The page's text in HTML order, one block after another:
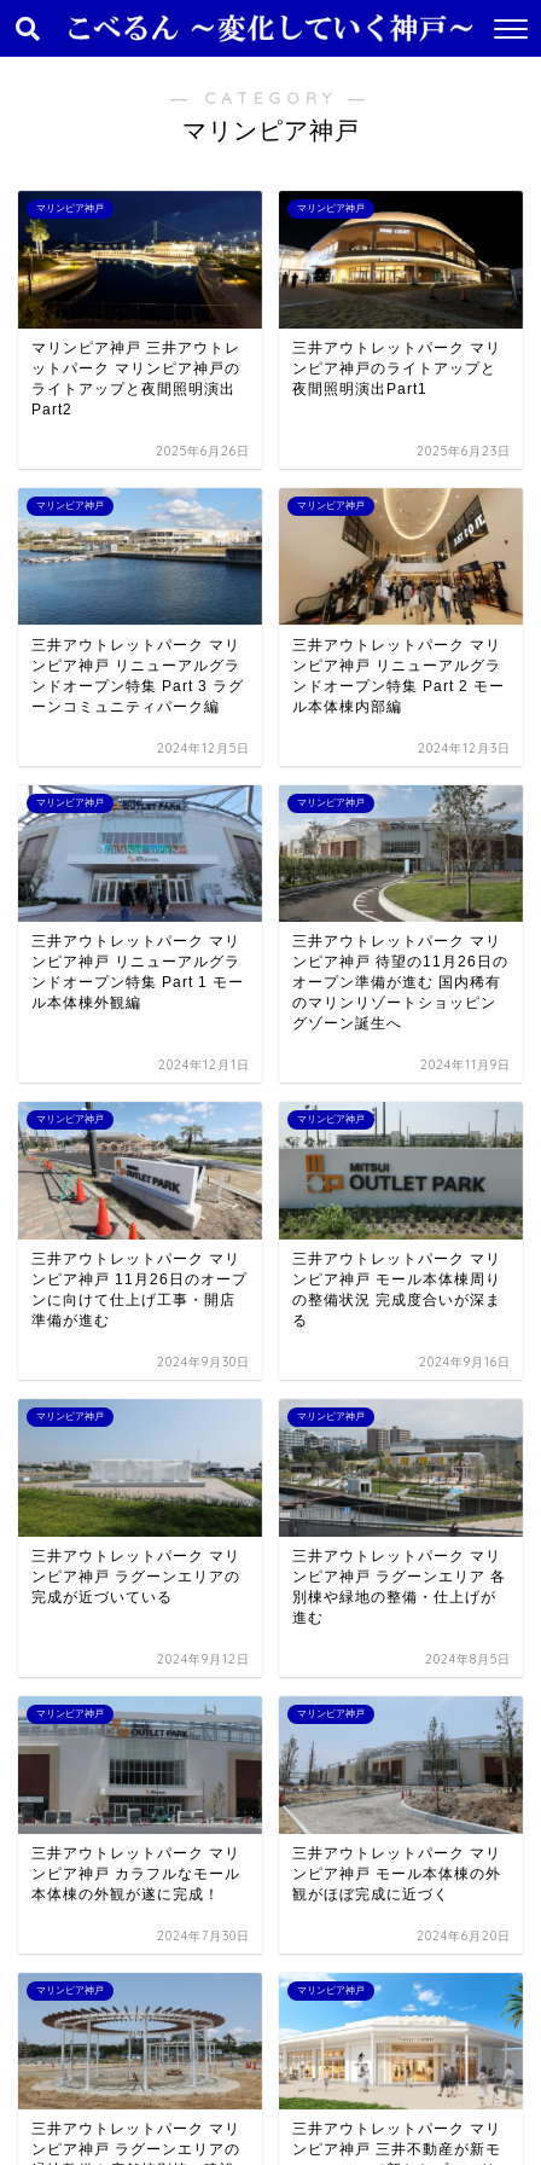
― CATEGORY ―
マリンピア神戸
マリンピア神戸
マリンピア神戸 三井アウトレ
ットパーク マリンピア神戸の
ライトアップと夜間照明演出
Part2
2025年6月26日
マリンピア神戸
三井アウトレットパーク マリ
ンピア神戸のライトアップと
夜間照明演出Part1
2025年6月23日
マリンピア神戸
三井アウトレットパーク マリ
ンピア神戸 リニューアルグラ
ンドオープン特集 Part 3 ラグ
ーンコミュニティパーク編
2024年12月5日
マリンピア神戸
三井アウトレットパーク マリ
ンピア神戸 リニューアルグラ
ンドオープン特集 Part 2 モー
ル本体棟内部編
2024年12月3日
マリンピア神戸
三井アウトレットパーク マリ
ンピア神戸 リニューアルグラ
ンドオープン特集 Part 1 モー
ル本体棟外観編
2024年12月1日
マリンピア神戸
三井アウトレットパーク マリ
ンピア神戸 待望の11月26日の
オープン準備が進む 国内稀有
のマリンリゾートショッピン
グゾーン誕生へ
2024年11月9日
マリンピア神戸
三井アウトレットパーク マリ
ンピア神戸 11月26日のオープ
ンに向けて仕上げ工事・開店
準備が進む
2024年9月30日
マリンピア神戸
三井アウトレットパーク マリ
ンピア神戸 モール本体棟周り
の整備状況 完成度合いが深ま
る
2024年9月16日
マリンピア神戸
三井アウトレットパーク マリ
ンピア神戸 ラグーンエリアの
完成が近づいている
2024年9月12日
マリンピア神戸
三井アウトレットパーク マリ
ンピア神戸 ラグーンエリア 各
別棟や緑地の整備・仕上げが
進む
2024年8月5日
マリンピア神戸
三井アウトレットパーク マリ
ンピア神戸 カラフルなモール
本体棟の外観が遂に完成！
2024年7月30日
マリンピア神戸
三井アウトレットパーク マリ
ンピア神戸 モール本体棟の外
観がほぼ完成に近づく
2024年6月20日
マリンピア神戸
三井アウトレットパーク マリ
ンピア神戸 ラグーンエリアの
マリンピア神戸
三井アウトレットパーク マリ
ンピア神戸 三井不動産が新モ